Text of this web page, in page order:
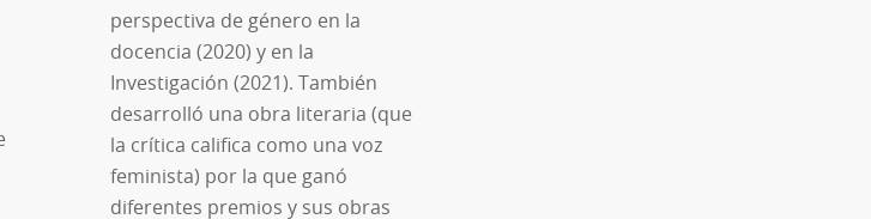
perspectiva de género en la
docencia (2020) y en la
Investigación (2021). También
desarrolló una obra literaria (que
la crítica califica como una voz
feminista) por la que ganó
diferentes premios y sus obras